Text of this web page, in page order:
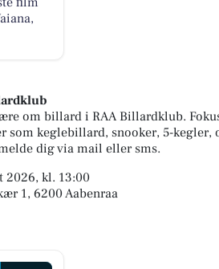
om billard i RAA Billardklub.
keglebillard, snooker, 5-kegler,
dig via mail eller sms.
2026, kl. 13:00
1, 6200 Aabenraa